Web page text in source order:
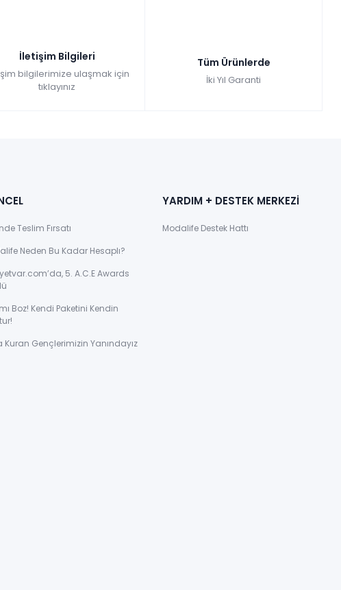
İletişim Bilgileri
bilgilerimize ulaşmak için
tıklayınız
Tüm Ürünlerde
İki Yıl Garanti
Teslim Fırsatı
Neden Bu Kadar Hesaplı?
5. A.C.E Awards
Boz! Kendi Paketini Kendin
Kuran Gençlerimizin Yanındayız
YARDIM + DESTEK MERKEZİ
Modalife Destek Hattı